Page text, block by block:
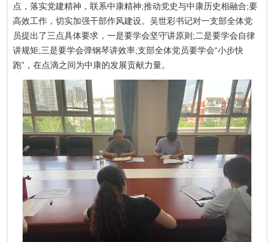
点，落实党建精神，联系中康精神;推动党史与中康历史相融合;要
高效工作，切实加强干部作风建设。吴世彩书记对一支部全体党
员提出了三点具体要求，一是要学会坚守讲原则;二是要学会自律
讲规矩;三是要学会弹钢琴讲效率;支部全体党员要学会“小步快
跑”，在点滴之间为中康的发展贡献力量。